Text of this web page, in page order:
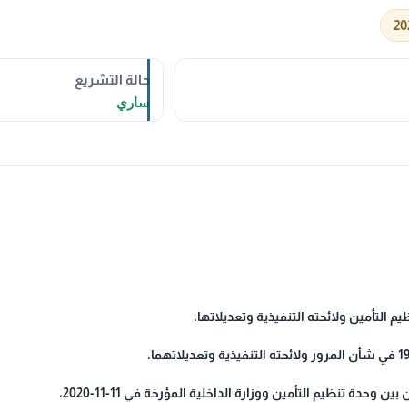
حالة التشريع
ساري
تنظيم التأمين ووزارة الداخلية المؤرخة في 11-11-2020،